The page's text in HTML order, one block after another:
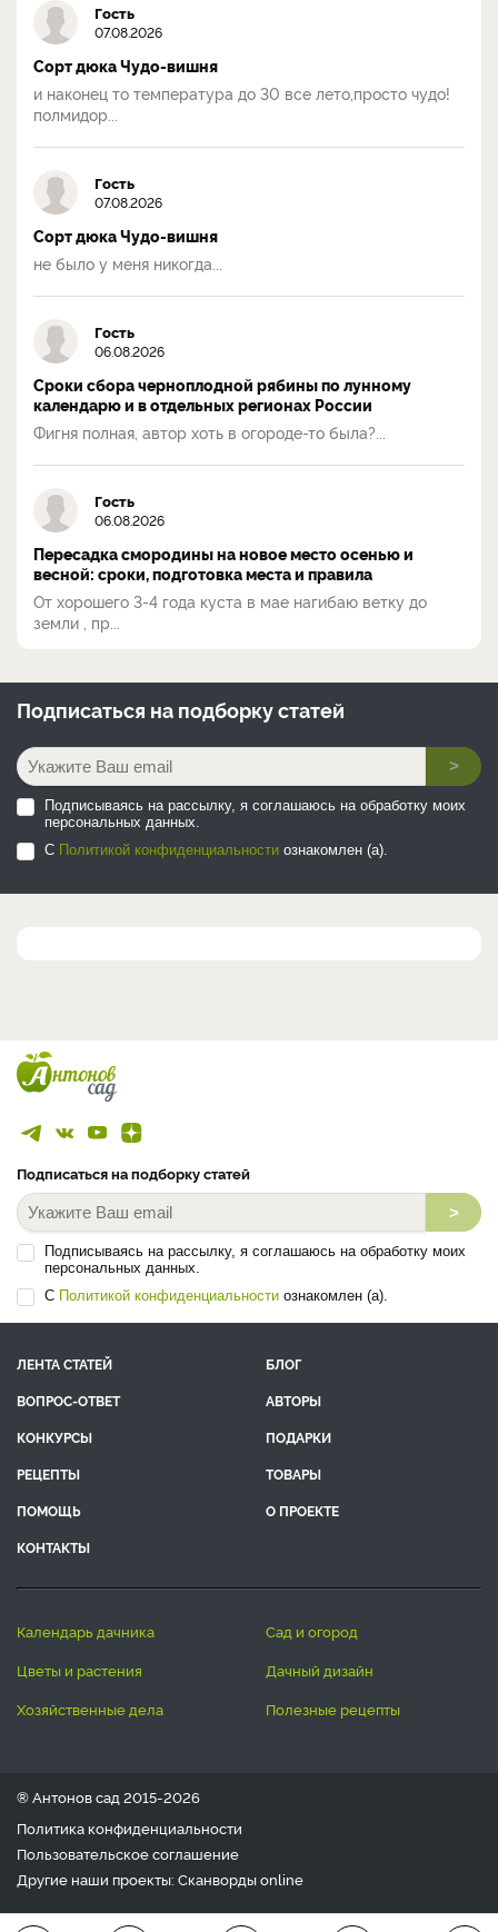
Гость
07.08.2026
Сорт дюка Чудо-вишня
и наконец то температура до 30 все лето,просто чудо!
полмидор...
Гость
07.08.2026
Сорт дюка Чудо-вишня
не было у меня никогда...
Гость
06.08.2026
Сроки сбора черноплодной рябины по лунному
календарю и в отдельных регионах России
Фигня полная, автор хоть в огороде-то была?...
Гость
06.08.2026
Пересадка смородины на новое место осенью и
весной: сроки, подготовка места и правила
От хорошего 3-4 года куста в мае нагибаю ветку до
земли , пр...
Подписаться на подборку статей
>
Подписываясь на рассылку, я соглашаюсь на обработку моих
персональных данных.
С Политикой конфиденциальности ознакомлен (а).
Подписаться на подборку статей
>
Подписываясь на рассылку, я соглашаюсь на обработку моих
персональных данных.
С Политикой конфиденциальности ознакомлен (а).
ЛЕНТА СТАТЕЙ
БЛОГ
ВОПРОС-ОТВЕТ
АВТОРЫ
КОНКУРСЫ
ПОДАРКИ
РЕЦЕПТЫ
ТОВАРЫ
ПОМОЩЬ
О ПРОЕКТЕ
КОНТАКТЫ
календарь дачника
сад и огород
цветы и растения
дачный дизайн
хозяйственные дела
полезные рецепты
® Антонов сад 2015-2026
Политика конфиденциальности
Пользовательское соглашение
Другие наши проекты: Сканвордыonline
Любое использование материала допускается только с